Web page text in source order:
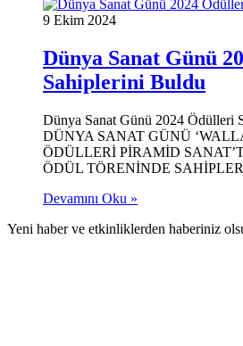
9 Ekim 2024
Dünya Sanat Günü
Sahiplerini Buldu
Dünya Sanat Günü 2024 Ödülleri
DÜNYA SANAT GÜNÜ
ÖDÜLLERİ PİRAMİD
ÖDÜL TÖRENİNDE
Devamını Oku »
Yeni haber ve etkinliklerden haberiniz